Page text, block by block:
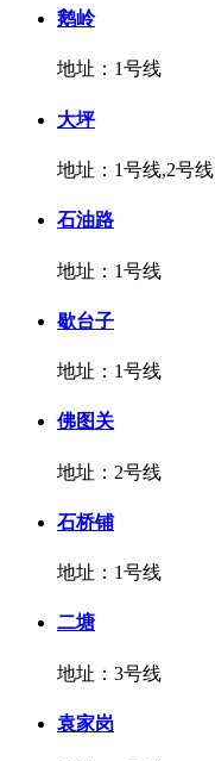
鹅岭
地址：1号线
大坪
地址：1号线,2号线
石油路
地址：1号线
歇台子
地址：1号线
佛图关
地址：2号线
石桥铺
地址：1号线
二塘
地址：3号线
袁家岗